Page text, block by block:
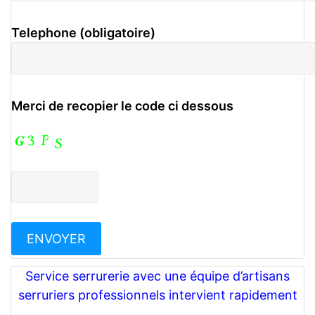
Telephone (obligatoire)
Merci de recopier le code ci dessous
Service serrurerie avec une équipe d’artisans
serruriers professionnels intervient rapidement